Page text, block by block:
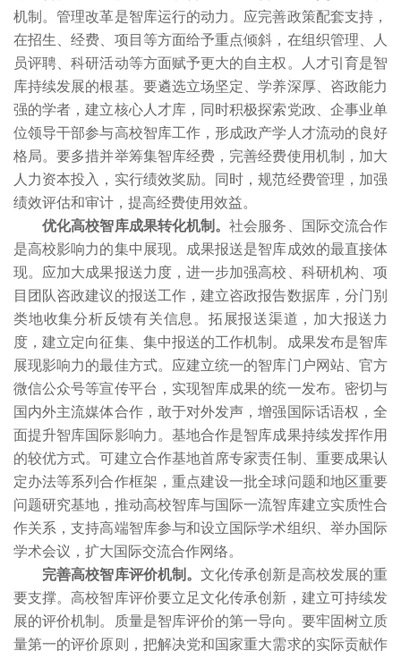
机制。管理改革是智库运行的动力。应完善政策配套支持，
在招生、经费、项目等方面给予重点倾斜，在组织管理、人
员评聘、科研活动等方面赋予更大的自主权。人才引育是智
库持续发展的根基。要遴选立场坚定、学养深厚、咨政能力
强的学者，建立核心人才库，同时积极探索党政、企事业单
位领导干部参与高校智库工作，形成政产学人才流动的良好
格局。要多措并举筹集智库经费，完善经费使用机制，加大
人力资本投入，实行绩效奖励。同时，规范经费管理，加强
绩效评估和审计，提高经费使用效益。
优化高校智库成果转化机制。社会服务、国际交流合作
是高校影响力的集中展现。成果报送是智库成效的最直接体
现。应加大成果报送力度，进一步加强高校、科研机构、项
目团队咨政建议的报送工作，建立咨政报告数据库，分门别
类地收集分析反馈有关信息。拓展报送渠道，加大报送力
度，建立定向征集、集中报送的工作机制。成果发布是智库
展现影响力的最佳方式。应建立统一的智库门户网站、官方
微信公众号等宣传平台，实现智库成果的统一发布。密切与
国内外主流媒体合作，敢于对外发声，增强国际话语权，全
面提升智库国际影响力。基地合作是智库成果持续发挥作用
的较优方式。可建立合作基地首席专家责任制、重要成果认
定办法等系列合作框架，重点建设一批全球问题和地区重要
问题研究基地，推动高校智库与国际一流智库建立实质性合
作关系，支持高端智库参与和设立国际学术组织、举办国际
学术会议，扩大国际交流合作网络。
完善高校智库评价机制。 文化传承创新是高校发展的重
要支撑。高校智库评价要立足文化传承创新，建立可持续发
展的评价机制。质量是智库评价的第一导向。要牢固树立质
量第一的评价原则，把解决党和国家重大需求的实际贡献作